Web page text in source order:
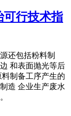
可行技术指
还包括粉料制
和表面抛光等后
制备工序产生的
造 企业生产废水